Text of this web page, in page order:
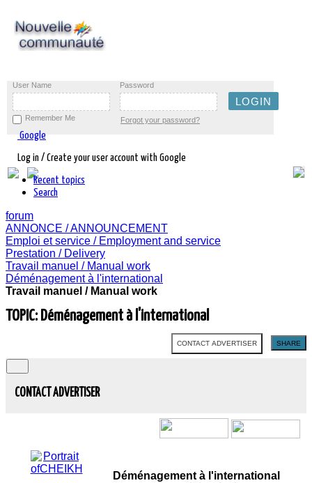
User Name Password
Remember Me Forgot your password?
Google
Log in / Create your user account with Google
Recent topics
Search
forum
ANNONCE / ANNOUNCEMENT
Emploi et service / Employment and service
Prestation / Delivery
Travail manuel / Manual work
Déménagement à l'international
Travail manuel / Manual work
TOPIC: Déménagement à l'international
CONTACT ADVERTISER SHARE
CONTACT ADVERTISER
Déménagement à l'international